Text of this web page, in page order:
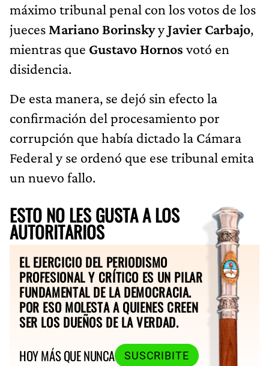
máximo tribunal penal con los votos de los
jueces Mariano BorinskyyJavier Carbajo,
mientras que Gustavo Hornos votó en
disidencia.
De esta manera, se dejó sin efecto la
confirmación del procesamiento por
corrupción que había dictado la Cámara
Federal y se ordenó que ese tribunal emita
un nuevo fallo.
ESTO NO LES GUSTA A LOS
AUTORITARIOS
EL EJERCICIO DEL PERIODISMO
PROFESIONAL Y CRÍTICO ES UN PILAR
FUNDAMENTAL DE LA DEMOCRACIA.
POR ESO MOLESTA A QUIENES CREEN
SER LOS DUEÑOS DE LA VERDAD.
HOY MÁS QUE NUNCA
SUSCRIBITE